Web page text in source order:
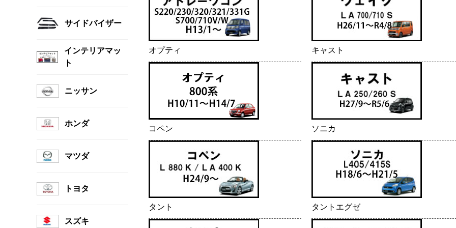
サイドバイザー
インテリアマッ
ト
ニッサン
ホンダ
マツダ
トヨタ
スズキ
オプティ キャスト
コペン ソニカ
タント タントエグゼ